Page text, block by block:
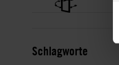
Schlagworte